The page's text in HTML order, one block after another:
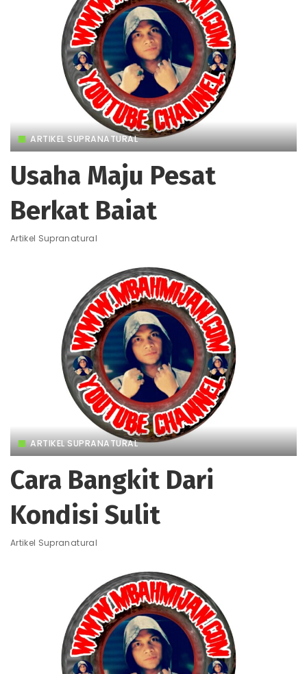
ARTIKEL SUPRANATURAL
Usaha Maju Pesat
Berkat Baiat
Artikel Supranatural
ARTIKEL SUPRANATURAL
Cara Bangkit Dari
Kondisi Sulit
Artikel Supranatural